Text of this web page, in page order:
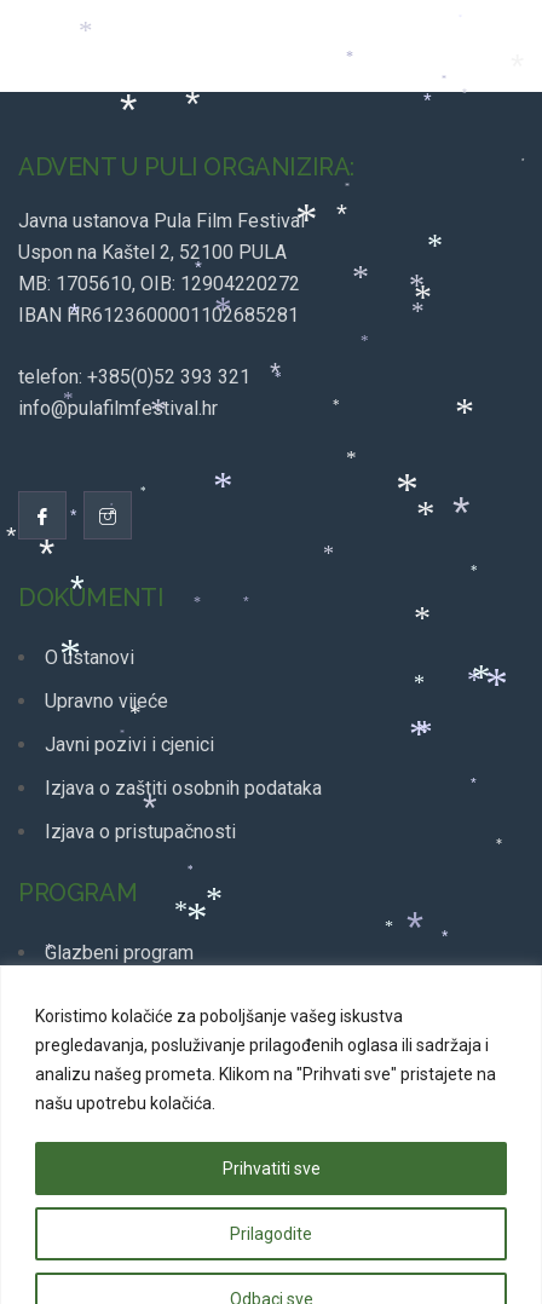
Koristimo kolačiće za poboljšanje vašeg iskustva
pregledavanja, posluživanje prilagođenih oglasa ili sadržaja i
analizu našeg prometa. Klikom na "Prihvati sve" pristajete na
našu upotrebu kolačića.
Prilagodite
Odbaci sve
Prihvatiti sve
ADVENT U PULI ORGANIZIRA:
Javna ustanova Pula Film Festival
Uspon na Kaštel 2, 52100 PULA
MB: 1705610, OIB: 12904220272
IBAN HR6123600001102685281
telefon: +385(0)52 393 321
info@pulafilmfestival.hr
DOKUMENTI
O ustanovi
Upravno vijeće
Javni pozivi i cjenici
Izjava o zaštiti osobnih podataka
Izjava o pristupačnosti
PROGRAM
Glazbeni program
Plesni program
Kazališne predstave
© 2026 Advent u Puli. Sva prava pridržana | Izrada web
stranicaWeb Projekt
*
*
*
*
*
*
*
*
*
*
*
*
*
*
*
*
*
*
*
*
*
*
*
*
*
*
*
*
*
*
*
*
*
*
*
*
*
*
*
*
*
*
*
*
*
**
*
*
*
*
*
*
*
*